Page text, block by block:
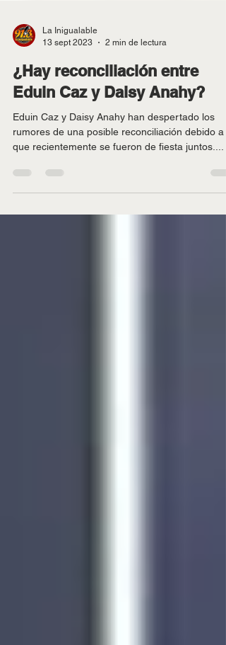
13 sept 2023
2 min de lectura
¿Hay reconciliación entre
Eduin Caz y Daisy Anahy?
Eduin Caz y Daisy Anahy han despertado los
que recientemente se fueron de fiesta juntos....